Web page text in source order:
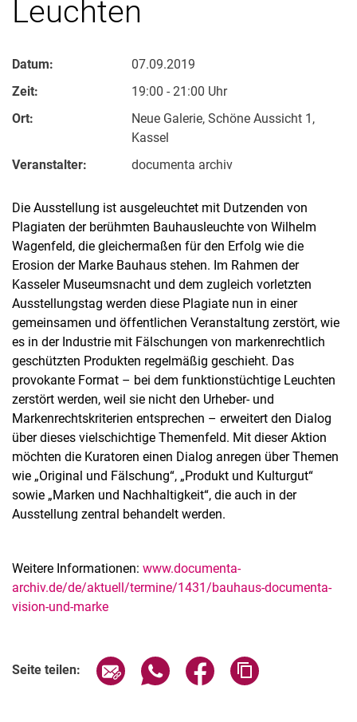
Leuchten
Datum:
07.09.2019
Zeit:
19:00 - 21:00 Uhr
Ort:
Neue Galerie, Schöne Aussicht 1,
Kassel
Veranstalter:
documenta archiv
Die Ausstellung ist ausgeleuchtet mit Dutzenden von
Plagiaten der berühmten Bauhausleuchte von Wilhelm
Wagenfeld, die gleichermaßen für den Erfolg wie die
Erosion der Marke Bauhaus stehen. Im Rahmen der
Kasseler Museumsnacht und dem zugleich vorletzten
Ausstellungstag werden diese Plagiate nun in einer
gemeinsamen und öffentlichen Veranstaltung zerstört, wie
es in der Industrie mit Fälschungen von markenrechtlich
geschützten Produkten regelmäßig geschieht. Das
provokante Format – bei dem funktionstüchtige Leuchten
zerstört werden, weil sie nicht den Urheber- und
Markenrechtskriterien entsprechen – erweitert den Dialog
über dieses vielschichtige Themenfeld. Mit dieser Aktion
möchten die Kuratoren einen Dialog anregen über Themen
wie „Original und Fälschung“, „Produkt und Kulturgut“
sowie „Marken und Nachhaltigkeit“, die auch in der
Ausstellung zentral behandelt werden.
Weitere Informationen: www.documenta-
archiv.de/de/aktuell/termine/1431/bauhaus-documenta-
vision-und-marke
Seite teilen: Seite über E-Mail teilen
Seite über WhatsApp teilen
Seite über Facebook